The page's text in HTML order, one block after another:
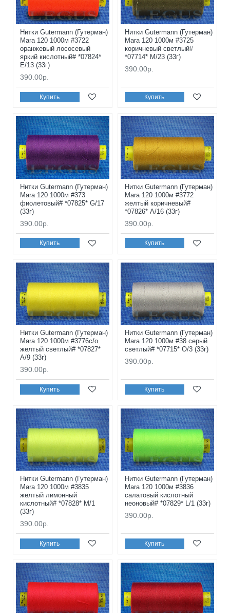
Нитки Gutermann (Гутерман)
Mara 120 1000м #3722
оранжевый лососевый
яркий кислотный# *07824*
E/13 (33г)
390.00р.
Купить
Нитки Gutermann (Гутерман)
Mara 120 1000м #3725
коричневый светлый#
*07714* M/23 (33г)
390.00р.
Купить
Нитки Gutermann (Гутерман)
Mara 120 1000м #373
фиолетовый# *07825* G/17
(33г)
390.00р.
Купить
Нитки Gutermann (Гутерман)
Mara 120 1000м #3772
желтый коричневый#
*07826* A/16 (33г)
390.00р.
Купить
Нитки Gutermann (Гутерман)
Mara 120 1000м #3776с/о
желтый светлый# *07827*
A/9 (33г)
390.00р.
Купить
Нитки Gutermann (Гутерман)
Mara 120 1000м #38 серый
светлый# *07715* O/3 (33г)
390.00р.
Купить
Нитки Gutermann (Гутерман)
Mara 120 1000м #3835
желтый лимонный
кислотный# *07828* M/1
(33г)
390.00р.
Купить
Нитки Gutermann (Гутерман)
Mara 120 1000м #3836
салатовый кислотный
неоновый# *07829* L/1 (33г)
390.00р.
Купить